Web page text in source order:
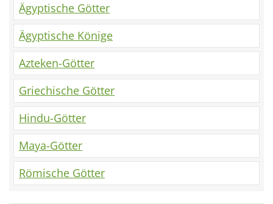
Ägyptische Götter
Ägyptische Könige
Azteken-Götter
Griechische Götter
Hindu-Götter
Maya-Götter
Römische Götter